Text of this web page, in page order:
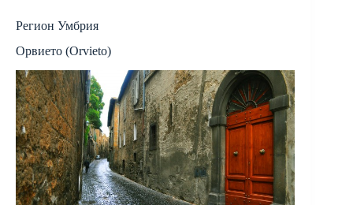
Регион Умбрия
Орвието (Orvieto)